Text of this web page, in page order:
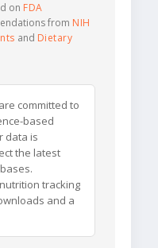
on FDA
from NIH
and Dietary
committed to
based
data is
the latest
tracking
and a